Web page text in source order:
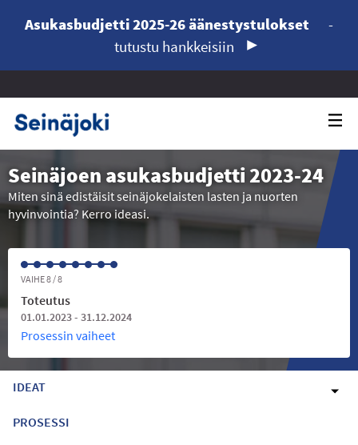
Asukasbudjetti 2025-26 äänestystulokset
-
tutustu hankkeisiin
Seinäjoen asukasbudjetti 2023-24
Miten sinä edistäisit seinäjokelaisten lasten ja nuorten
hyvinvointia? Kerro ideasi.
VAIHE 8 / 8
Toteutus
01.01.2023 - 31.12.2024
Prosessin vaiheet
IDEAT
PROSESSI